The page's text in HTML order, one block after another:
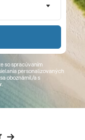
so spracúvaním
personalizovaných
oboznámil/a s
.